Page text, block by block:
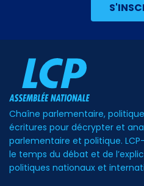
Chaîne parlementaire,
écritures pour décrypter et
parlementaire et politique.
le temps du débat et de
politiques nationaux et